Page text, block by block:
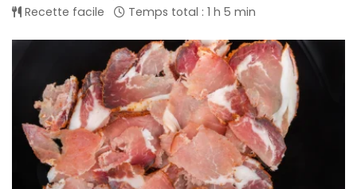
Recette facile Temps total : 1 h 5 min